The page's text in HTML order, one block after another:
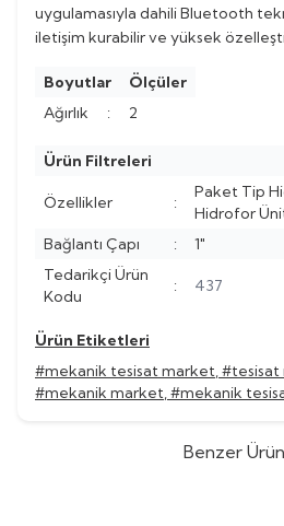
uygulamasıyla dahili Bluetooth
iletişim kurabilir ve yüksek
Boyutlar
Ölçüler
Ağırlık
: 2
Ürün Filtreleri
Özellikler :
Paket Tip
Hidrofor
Bağlantı Çapı
:
1"
Tedarikçi Ürün
Kodu
: 437
Ürün Etiketleri
#mekanik tesisat market,#tesisat
#mekanik market,#mekanik
Benzer